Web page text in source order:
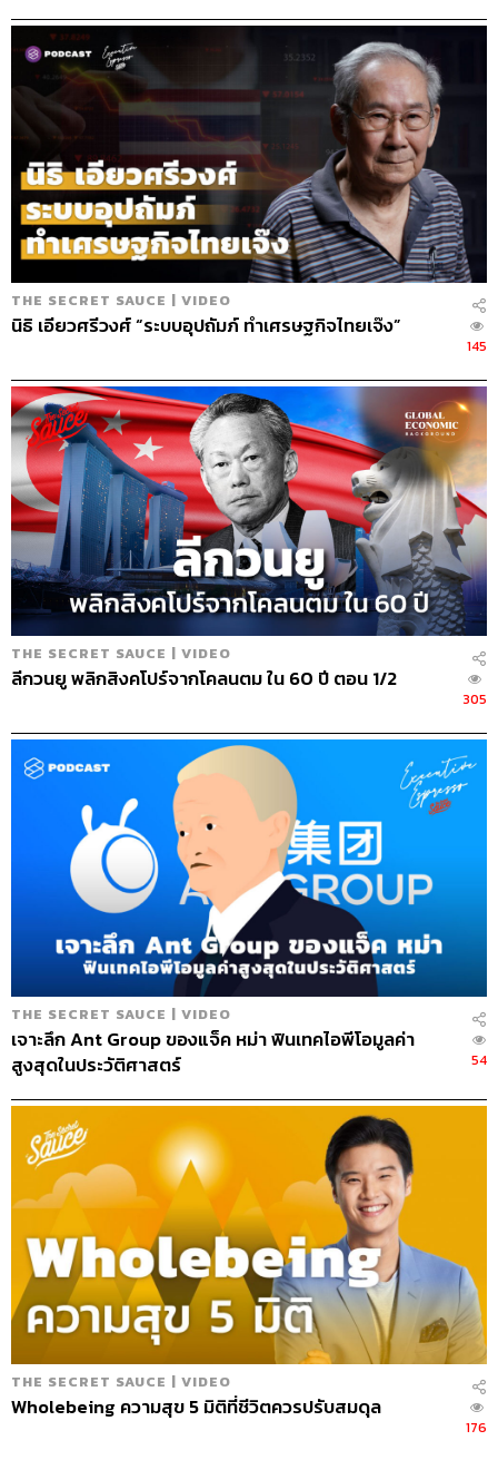
THE SECRET SAUCE | VIDEO
นิธิ เอียวศรีวงศ์ “ระบบอุปถัมภ์ ทำเศรษฐกิจไทยเจ๊ง”
145
THE SECRET SAUCE | VIDEO
ลีกวนยู พลิกสิงคโปร์จากโคลนตม ใน 60 ปี ตอน 1/2
305
THE SECRET SAUCE | VIDEO
เจาะลึก Ant Group ของแจ็ค หม่า ฟินเทคไอพีโอมูลค่า
สูงสุดในประวัติศาสตร์
54
THE SECRET SAUCE | VIDEO
Wholebeing ความสุข 5 มิติที่ชีวิตควรปรับสมดุล
176